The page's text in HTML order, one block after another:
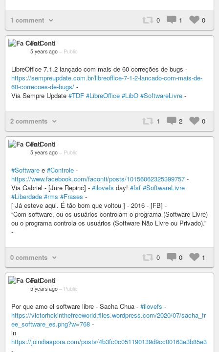
1 comment 0 1 0
Fa Conti
5 years ago – Public
LibreOffice 7.1.2 lançado com mais de 60 correções de bugs -
https://sempreupdate.com.br/libreoffice-7-1-2-lancado-com-mais-de-
60-correcoes-de-bugs/ -
Via Sempre Update #TDF #LibreOffice #LibO #SoftwareLivre -
2 comments 1 2 0
Fa Conti
5 years ago – Public
#Software e #Controle -
https://www.facebook.com/faconti/posts/10156062325399757 -
Via Gabriel - [Jure Repinc] - #ilovefs day! #fsf #SoftwareLivre
#Liberdade #rms #Frases -
[ Já esteve aqui. É tão bom que voltou ] - 2016 - [FB] -
“Com software, ou os usuários controlam o programa (Software Livre)
ou o programa controla os usuários (Software Não Livre ou Privado).”
-
0 comments 0 0 1
Fa Conti
5 years ago – Public
Por que amo el software libre - Sacha Chua - #ilovefs -
https://victorhckinthefreeworld.files.wordpress.com/2020/07/sacha_fr
ee_software_es.png?w=768 -
in
https://joindiaspora.com/posts/4b3fc0c051190139d9cc00163e3b85e3